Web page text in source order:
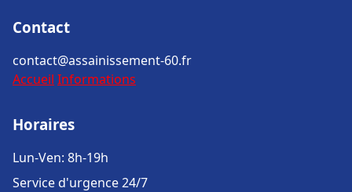
Contact
contact@assainissement-60.fr
Accueil Informations
Horaires
Lun-Ven: 8h-19h
Service d'urgence 24/7